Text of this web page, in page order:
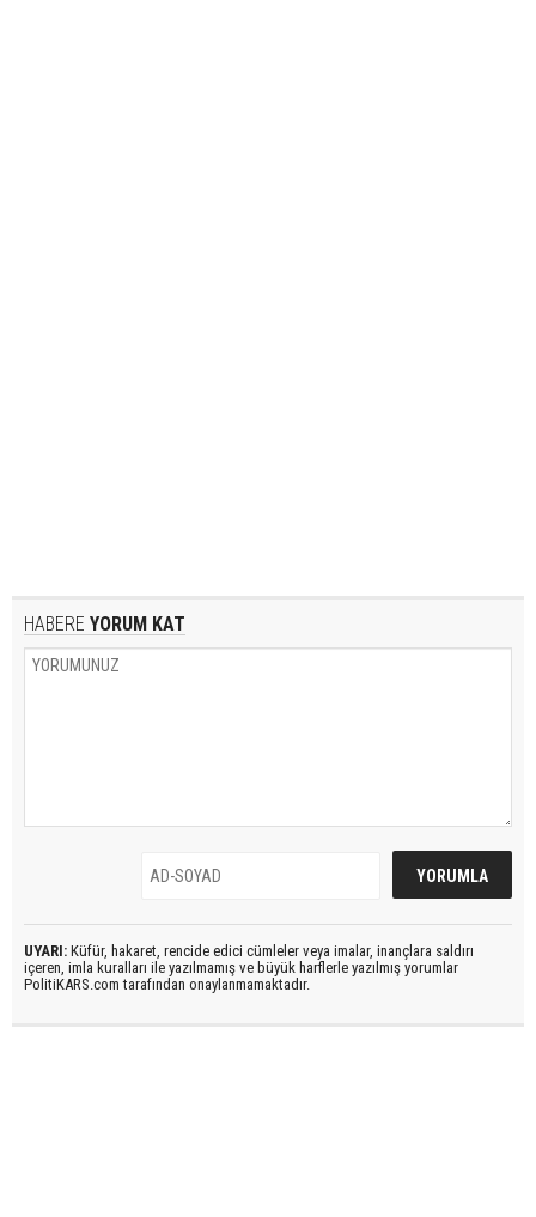
HABERE YORUM KAT
UYARI: Küfür, hakaret, rencide edici cümleler veya imalar, inançlara saldırı
içeren, imla kuralları ile yazılmamış ve büyük harflerle yazılmış yorumlar
PolitiKARS.com tarafından onaylanmamaktadır.